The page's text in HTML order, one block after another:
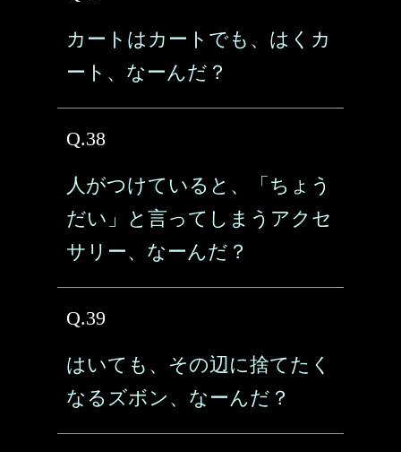
カートはカートでも、はくカ
ート、なーんだ？
Q.38
人がつけていると、「ちょう
だい」と言ってしまうアクセ
サリー、なーんだ？
Q.39
はいても、その辺に捨てたく
なるズボン、なーんだ？